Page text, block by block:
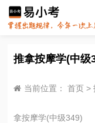
推拿按摩学(中级
当前位置： 首页 >
拿按摩学(中级349)